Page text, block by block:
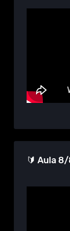
🔰 Aula